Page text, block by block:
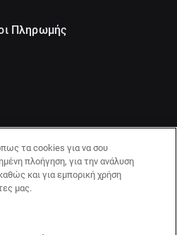
Πληρωμής
τα cookies για να σου
πλοήγηση, για την ανάλυση
και για εμπορική χρήση
μας.